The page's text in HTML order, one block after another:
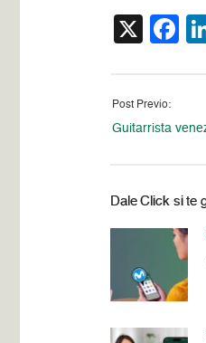
X
Post Previo:
Guitarrista
Dale Click si te